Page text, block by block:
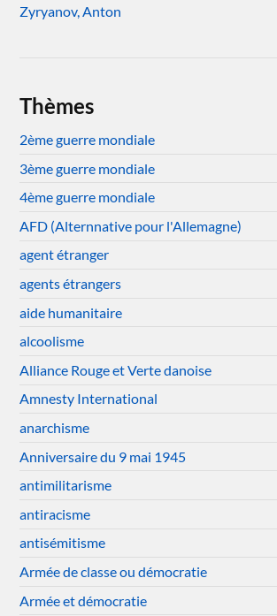
Zyryanov, Anton
Thèmes
2ème guerre mondiale
3ème guerre mondiale
4ème guerre mondiale
AFD (Alternnative pour l'Allemagne)
agent étranger
agents étrangers
aide humanitaire
alcoolisme
Alliance Rouge et Verte danoise
Amnesty International
anarchisme
Anniversaire du 9 mai 1945
antimilitarisme
antiracisme
antisémitisme
Armée de classe ou démocratie
Armée et démocratie